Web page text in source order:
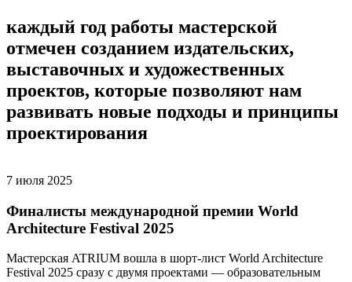
каждый год работы мастерской
отмечен созданием издательских,
выставочных и художественных
проектов, которые позволяют нам
развивать новые подходы и принципы
проектирования
7 июля 2025
Финалисты международной премии World
Architecture Festival 2025
Мастерская ATRIUM вошла в шорт-лист World Architecture
Festival 2025 сразу с двумя проектами — образовательным